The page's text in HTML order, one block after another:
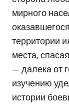
мирного
территории
места,
— далека от
изучению
истории